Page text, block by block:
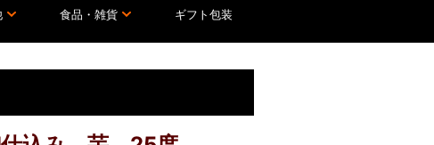
食品・雑貨 ギフト包装